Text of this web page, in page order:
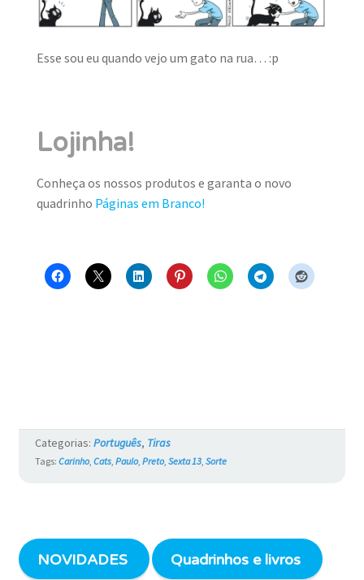
MINHA CONTA
CARRINHO
Esse sou eu quando vejo um gato na rua… :p
Lojinha!
Conheça os nossos produtos e garanta o novo
quadrinho Páginas em Branco!
Categorias: Português, Tiras
Tags: Carinho, Cats, Paulo, Preto, Sexta 13, Sorte
NOVIDADES Quadrinhos e livros